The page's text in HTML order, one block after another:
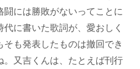
には勝敗がないってことに
に書いた歌詞が、愛おしく
も発表したものは撤回でき
又吉くんは、たとえば刊行